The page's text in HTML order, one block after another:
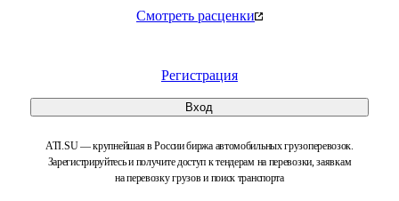
Смотреть расценки
Регистрация
Вход
ATI.SU — крупнейшая в России биржа автомобильных грузоперевозок.
Зарегистрируйтесь и получите доступ к тендерам на перевозки, заявкам
на перевозку грузов и поиск транспорта